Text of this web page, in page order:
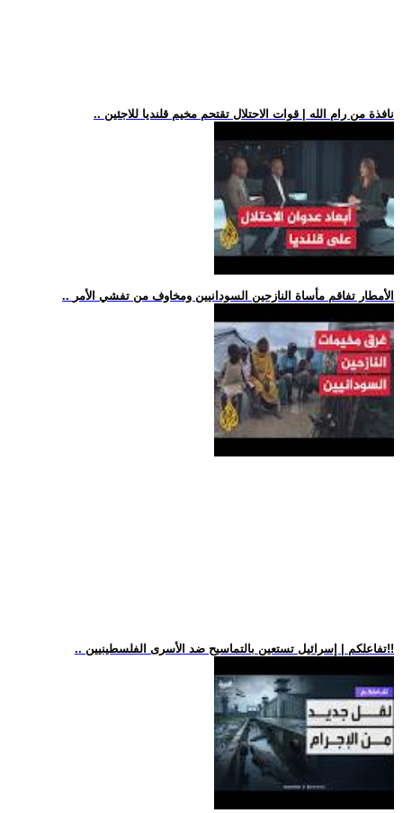
.. نافذة من رام الله | قوات الاحتلال تقتحم مخيم قلنديا للاجئين
.. الأمطار تفاقم مأساة النازحين السودانيين ومخاوف من تفشي الأمر
.. تفاعلكم | إسرائيل تستعين بالتماسيح ضد الأسرى الفلسطينيين!!